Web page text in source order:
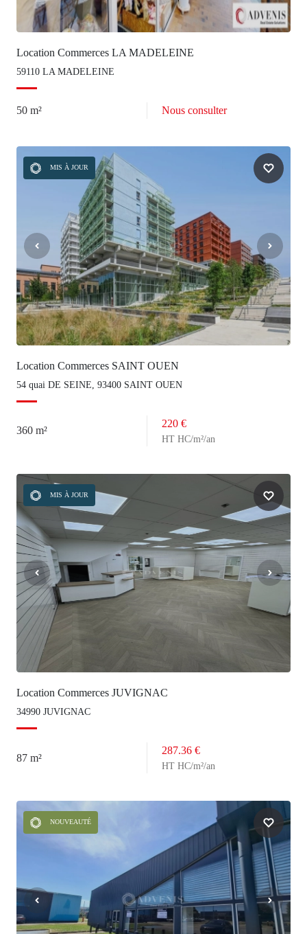
Location Commerces LA MADELEINE
59110 LA MADELEINE
50 m² Nous consulter
MIS À JOUR
Location Commerces SAINT OUEN
54 quai DE SEINE, 93400 SAINT OUEN
360 m²
220 €
HT HC/m²/an
MIS À JOUR
Location Commerces JUVIGNAC
34990 JUVIGNAC
87 m²
287.36 €
HT HC/m²/an
NOUVEAUTÉ